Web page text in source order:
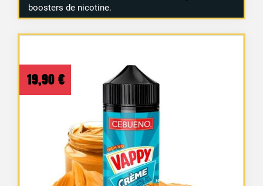
boosters de nicotine.
19,90 €